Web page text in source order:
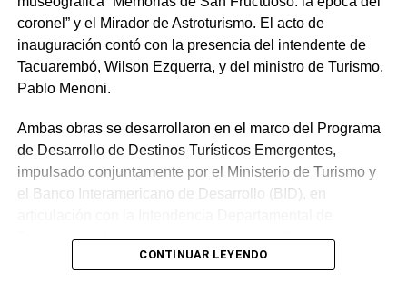
el concurso de murgas por el fallecimiento de
Matías Midón
coronel” y el Mirador de Astroturismo. El acto de
inauguración contó con la presencia del intendente de
Tacuarembó, Wilson Ezquerra, y del ministro de Turismo,
Pablo Menoni.
Ambas obras se desarrollaron en el marco del Programa
de Desarrollo de Destinos Turísticos Emergentes,
impulsado conjuntamente por el Ministerio de Turismo y
el Banco Interamericano de Desarrollo (BID), en
Tacuarembó. La iniciativa apunta a diversificar y potenciar
el atractivo de las Quebradas del Norte.
CONTINUAR LEYENDO